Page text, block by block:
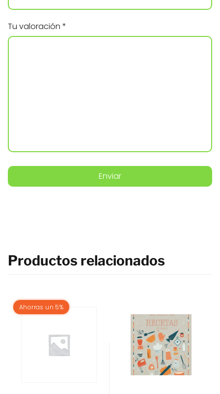
Tu valoración *
Productos relacionados
Ahorras un 5%